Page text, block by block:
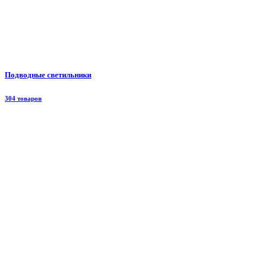
Подводные светильники
304 товаров